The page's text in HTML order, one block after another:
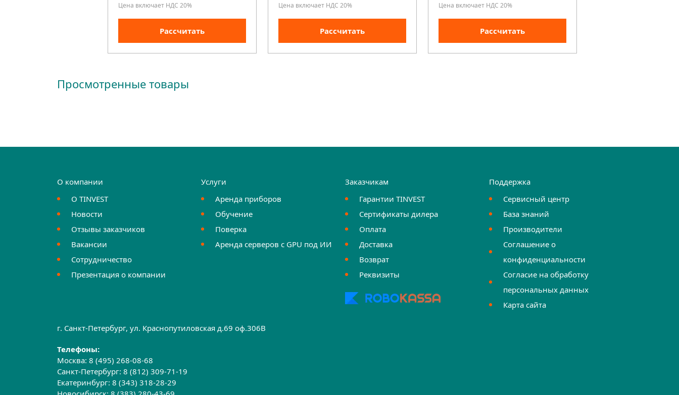
Цена включает НДС 20%
Рассчитать
Цена включает НДС 20%
Рассчитать
Цена включает НДС 20%
Рассчитать
Просмотренные товары
О компании
О TINVEST
Новости
Отзывы заказчиков
Вакансии
Сотрудничество
Презентация о компании
Услуги
Аренда приборов
Обучение
Поверка
Аренда серверов с GPU под ИИ
Заказчикам
Гарантии TINVEST
Сертификаты дилера
Оплата
Доставка
Возврат
Реквизиты
Поддержка
Сервисный центр
База знаний
Производители
Соглашение о
конфиденциальности
Согласие на обработку
персональных данных
Карта сайта
г. Санкт-Петербург, ул. Краснопутиловская д.69 оф.306B
Телефоны:
Москва:8 (495) 268-08-68
Санкт-Петербург:8 (812) 309-71-19
Екатеринбург:8 (343) 318-28-29